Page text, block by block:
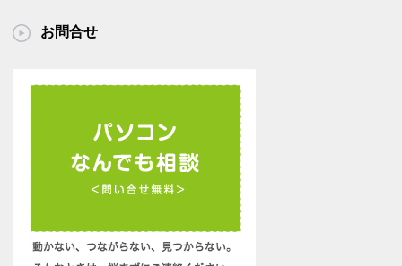
イ
お問合せ